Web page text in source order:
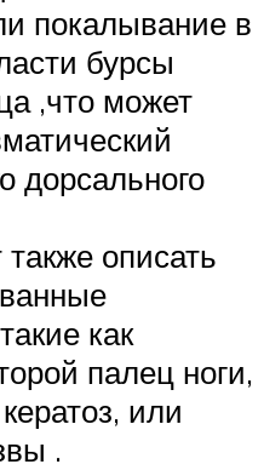
покалывание в
бурсы
,что может
дорсального
описать
как
палец ноги,
или
.